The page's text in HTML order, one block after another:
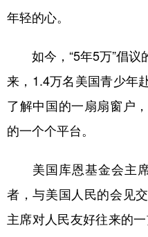
年轻的心。
如今，“5年5万”倡议
来，1.4万名美国青少年
了解中国的一扇扇窗户
的一个个平台。
美国库恩基金会主席
者，与美国人民的会见
主席对人民友好往来的